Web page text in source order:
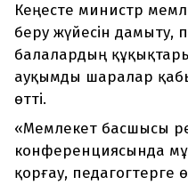
Кеңесте министр
беру жүйесін дамыту,
балалардың
ауқымды шаралар
өтті.
«Мемлекет басшысы
конференциясында
қорғау, педагогтерге